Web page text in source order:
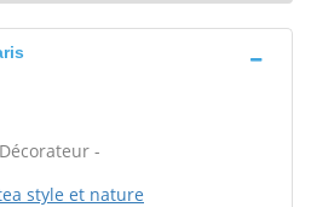
-
style et nature